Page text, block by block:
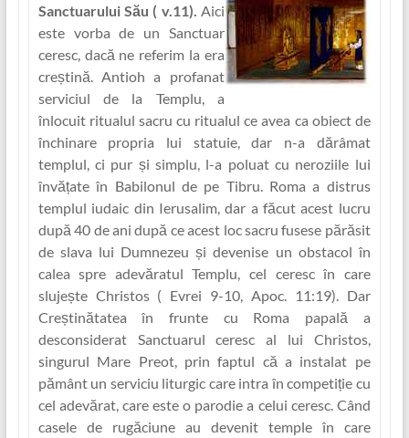
Sanctuarului Său ( v.11). Aici
este vorba de un Sanctuar
ceresc, dacă ne referim la era
creștină. Antioh a profanat
serviciul de la Templu, a
înlocuit ritualul sacru cu ritualul ce avea ca obiect de
închinare propria lui statuie, dar n-a dărâmat
templul, ci pur și simplu, l-a poluat cu neroziile lui
învăț‏ate în Babilonul de pe Tibru. Roma a distrus
templul iudaic din Ierusalim, dar a făcut acest lucru
după 40 de ani după ce acest loc sacru fusese părăsit
de slava lui Dumnezeu și devenise un obstacol în
calea spre adevăratul Templu, cel ceresc în care
slujește Christos ( Evrei 9-10, Apoc. 11:19). Dar
Creștinătatea în frunte cu Roma papală a
desconsiderat Sanctuarul ceresc al lui Christos,
singurul Mare Preot, prin faptul că a instalat pe
pământ un serviciu liturgic care intra în competiț‏ie cu
cel adevărat, care este o parodie a celui ceresc. Când
casele de rugăciune au devenit temple în care